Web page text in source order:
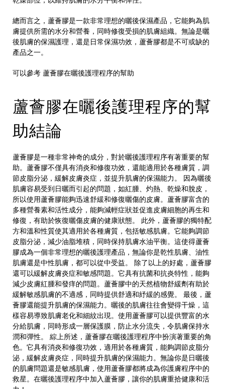
總而言之，蘆薈膠是一款非常理想的曬後保濕產品，它能夠為肌
膚提供所需的水分和營養，同時修復受損的肌膚組織。無論是曬
後肌膚的保濕護理，還是日常保濕功效，蘆薈膠都是不可或缺的
產品之一。
可以參考 蘆薈膠在曬後護理程序的幫助
蘆薈膠在曬後護理程序的幫
助結論
蘆薈膠是一種非常神奇的成分，對於曬後護理程序有著重要的幫
助。蘆薈膠不僅具有消炎和修復功效，還能適用於各種膚質，調
節皮脂分泌，緩解皮膚炎症，並提升肌膚的保濕能力。 因為曬後
肌膚容易受到日曬而引起的問題，如紅腫、灼熱、乾燥和脫皮，
所以使用蘆薈膠能夠迅速舒緩和修復曬傷的皮膚。蘆薈膠富含的
多種營養素和活性成分，能夠減輕症狀並促進皮膚細胞的再生和
修復，有助於恢復曬傷皮膚的健康狀態。 此外，蘆薈膠的獨特配
方和溫和性質使其適用於各種膚質，包括敏感肌膚。它能夠調節
皮脂分泌，減少油脂堆積，同時保持肌膚水油平衡。這使得蘆薈
膠成為一個非常理想的曬後護理產品，無論你是乾性肌膚、油性
肌膚還是中性肌膚，都可以從中受益。 除了以上的好處，蘆薈膠
還可以緩解皮膚炎症和敏感問題。它具有抗菌和抗炎特性，能夠
減少皮膚紅腫和發痒的問題。蘆薈膠中的天然植物舒緩劑有助於
緩解敏感肌膚的不適感，同時提供舒適和紓緩的感覺。 最後，蘆
薈膠還能提升肌膚的保濕能力。曬後的肌膚往往會變得干燥，這
樣容易導致肌膚老化和細紋出現。使用蘆薈膠可以提供豐富的水
分給肌膚，同時形成一層保護膜，防止水分流失，令肌膚保持水
潤和彈性。 綜上所述，蘆薈膠在曬後護理程序中扮演著重要的角
色。它具有消炎和修復功效，適用於各種膚質，能夠調節皮脂分
泌，緩解皮膚炎症，同時提升肌膚的保濕能力。無論你是日曬後
的肌膚問題還是敏感肌膚，使用蘆薈膠都將成為你護膚程序中的
救星。在曬後護理程序中加入蘆薈膠，讓你的肌膚重拾健康和活